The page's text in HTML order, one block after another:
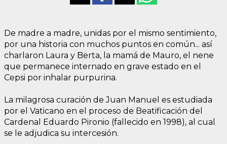
De madre a madre, unidas por el mismo sentimiento,
por una historia con muchos puntos en común... así
charlaron Laura y Berta, la mamá de Mauro, el nene
que permanece internado en grave estado en el
Cepsi por inhalar purpurina.
La milagrosa curación de Juan Manuel es estudiada
por el Vaticano en el proceso de Beatificación del
Cardenal Eduardo Pironio (fallecido en 1998), al cual
se le adjudica su intercesión.